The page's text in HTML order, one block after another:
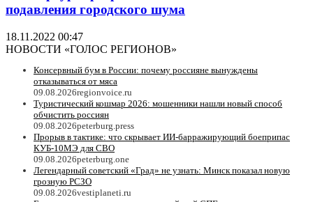
подавления городского шума
18.11.2022 00:47
НОВОСТИ «ГОЛОС РЕГИОНОВ»
Консервный бум в России: почему россияне вынуждены
отказываться от мяса
09.08.2026regionvoice.ru
Туристический кошмар 2026: мошенники нашли новый способ
обчистить россиян
09.08.2026peterburg.press
Прорыв в тактике: что скрывает ИИ-барражирующий боеприпас
КУБ-10МЭ для СВО
09.08.2026peterburg.one
Легендарный советский «Град» не узнать: Минск показал новую
грозную РСЗО
09.08.2026vestiplaneti.ru